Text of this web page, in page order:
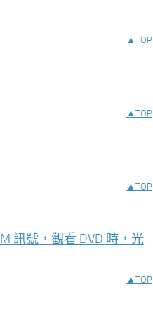
▲TOP
▲TOP
▲TOP
訊號，觀看 DVD 時，光
▲TOP